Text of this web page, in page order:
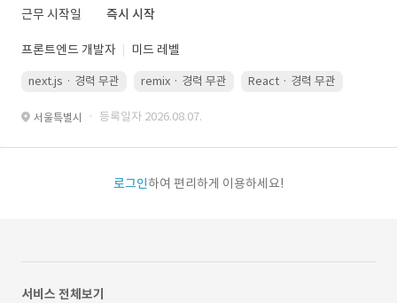
근무 시작일
즉시 시작
프론트엔드 개발자 미드 레벨
next.js · 경력 무관 remix · 경력 무관 React · 경력 무관
서울특별시 · 등록일자 2026.08.07.
로그인하여 편리하게 이용하세요!
서비스 전체보기